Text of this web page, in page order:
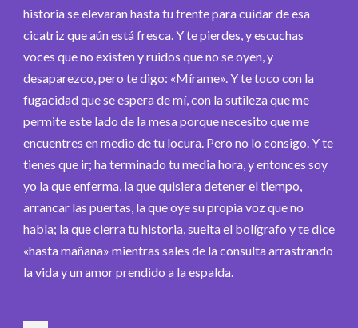
historia se elevaran hasta tu frente para cuidar de esa
cicatriz que aún está fresca. Y te pierdes, y escuchas
voces que no existen y ruidos que no se oyen, y
desaparezco, pero te digo: «Mírame». Y te toco con la
fugacidad que se espera de mí, con la sutileza que me
permite este lado de la mesa porque necesito que me
encuentres en medio de tu locura. Pero no lo consigo. Y te
tienes que ir; ha terminado tu media hora, y entonces soy
yo la que enferma, la que quisiera detener el tiempo,
arrancar las puertas, la que oye su propia voz que no
habla; la que cierra tu historia, suelta el bolígrafo y te dice
«hasta mañana» mientras sales de la consulta arrastrando
la vida y un amor prendido a la espalda.